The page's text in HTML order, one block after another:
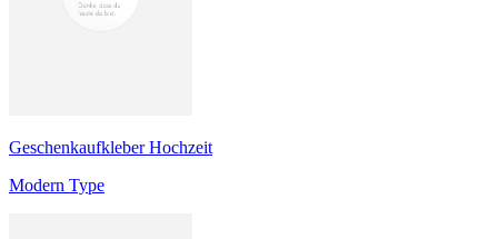
Geschenkaufkleber Hochzeit
Modern Type